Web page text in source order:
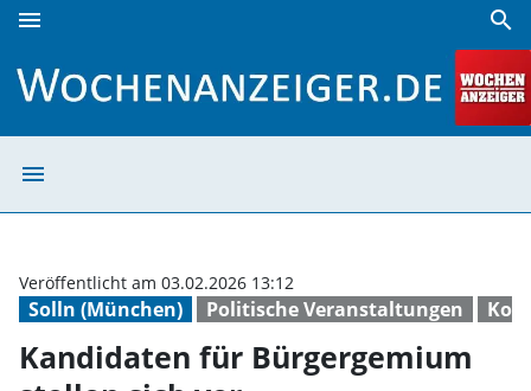
menu search
menu
Solln (München) Politische Veranstaltungen
Veröffentlicht am 03.02.2026 13:12
Kandidaten für Bürgergemium